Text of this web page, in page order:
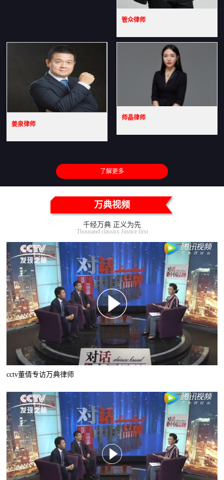
管众律师
姜泉律师
师晶律师
了解更多
万典视频
千经万典 正义为先
Thousand classics Justice first
cctv董倩专访万典律师